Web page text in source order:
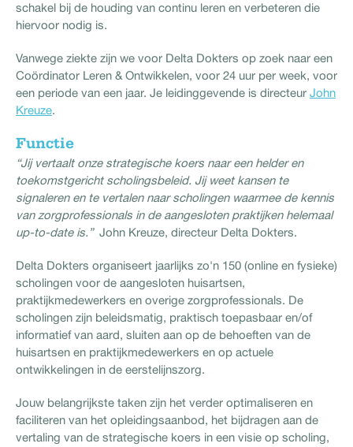
schakel bij de houding van continu leren en verbeteren die
hiervoor nodig is.
Vanwege ziekte zijn we voor Delta Dokters op zoek naar een
Coördinator Leren & Ontwikkelen, voor 24 uur per week, voor
een periode van een jaar. Je leidinggevende is directeur John
Kreuze.
Functie
“Jij vertaalt onze strategische koers naar een helder en
toekomstgericht scholingsbeleid. Jij weet kansen te
signaleren en te vertalen naar scholingen waarmee de kennis
van zorgprofessionals in de aangesloten praktijken helemaal
up-to-date is.”John Kreuze, directeur Delta Dokters.
Delta Dokters organiseert jaarlijks zo'n 150 (online en fysieke)
scholingen voor de aangesloten huisartsen,
praktijkmedewerkers en overige zorgprofessionals. De
scholingen zijn beleidsmatig, praktisch toepasbaar en/of
informatief van aard, sluiten aan op de behoeften van de
huisartsen en praktijkmedewerkers en op actuele
ontwikkelingen in de eerstelijnszorg.
Jouw belangrijkste taken zijn het verder optimaliseren en
faciliteren van het opleidingsaanbod, het bijdragen aan de
vertaling van de strategische koers in een visie op scholing,